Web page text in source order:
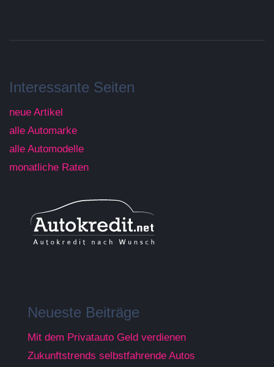
Interessante Seiten
neue Artikel
alle Automarke
alle Automodelle
monatliche Raten
Neueste Beiträge
Mit dem Privatauto Geld verdienen
Zukunftstrends selbstfahrende Autos